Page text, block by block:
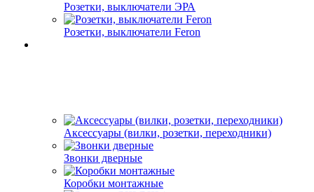
Розетки, выключатели ЭРА
Розетки, выключатели Feron
Аксессуары (вилки, розетки, переходники)
Звонки дверные
Коробки монтажные